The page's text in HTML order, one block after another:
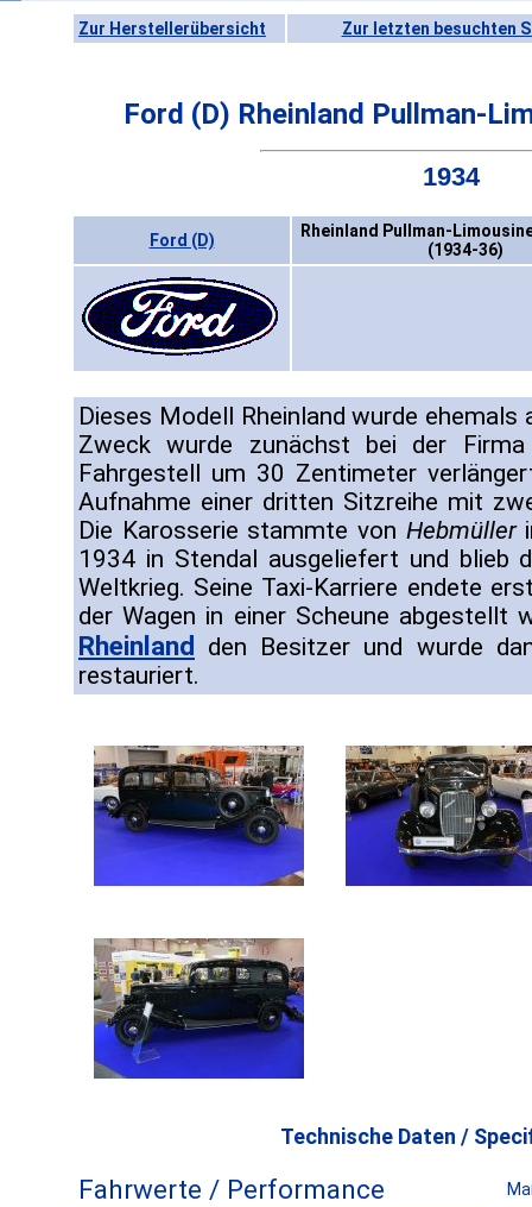
Zur Herstellerübersicht Zur letzten besuchten
Ford (D) Rheinland Pullman-
1934
Ford (D)
Rheinland Pullman-
(1934-36)
Dieses Modell Rheinland wurde
Zweck wurde zunächst bei der
Fahrgestell um 30 Zentimeter
Aufnahme einer dritten Sitzreihe mit
Die Karosserie stammte von Hebmüller
1934 in Stendal ausgeliefert und blieb
Weltkrieg. Seine Taxi-Karriere endete
der Wagen in einer Scheune abgestellt
Rheinland
den Besitzer und wurde
restauriert.
Technische Daten /
Fahrwerte / Performance